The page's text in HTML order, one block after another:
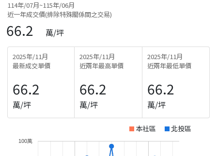
114年/07月~115年/06月
近一年成交價(排除特殊關係間之交易)
66.2 萬/坪
2025年/11月
最新成交單價
66.2
萬/坪
2025年/11月
近兩年最高單價
66.2
萬/坪
2025年/11月
近兩年最低單價
66.2
萬/坪
本社區 北投區
100萬